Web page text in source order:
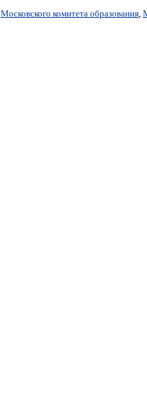
Московского комитета образования,